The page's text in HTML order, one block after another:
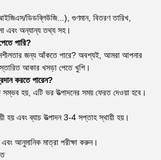
ডিডব্লিউজি...), গুণমান, বিতরণ তারিখ,
এবং অন্যান্য তথ্য সহ।
পারি?
জন্য আঁকতে পারে? অবশ্যই, আমরা আপনার
আকার খসড়া পেতে খুশি।
করতে পারেন?
হয়, এটি ভর উত্পাদনের সময় ফেরত দেওয়া হবে।
হয় এবং ব্যাচ উত্পাদন 3-4 সপ্তাহ স্থায়ী হয়।
আনুমানিক মাত্রা পরীক্ষা করুন।